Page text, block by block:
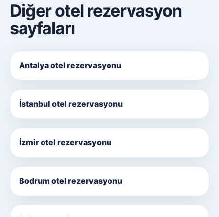
Diğer otel rezervasyon
sayfaları
Antalya otel rezervasyonu
İstanbul otel rezervasyonu
İzmir otel rezervasyonu
Bodrum otel rezervasyonu